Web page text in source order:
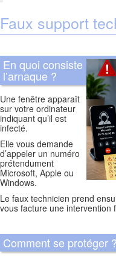
Faux support
En quoi consiste
l’arnaque ?
Une fenêtre apparaît
sur votre ordinateur
indiquant qu’il est
infecté.
Elle vous demande
d’appeler un numéro
prétendument
Microsoft, Apple ou
Windows.
Le faux technicien prend
vous facture une intervention
Comment se protéger ?